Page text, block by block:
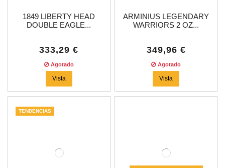
1849 LIBERTY HEAD
DOUBLE EAGLE...
333,29 €
Agotado
Vista
ARMINIUS LEGENDARY
WARRIORS 2 OZ...
349,96 €
Agotado
Vista
TENDENCIAS